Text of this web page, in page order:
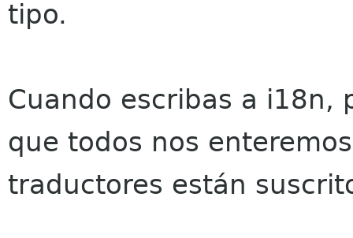
tipo.
Cuando escribas a i18n,
que todos nos
traductores están